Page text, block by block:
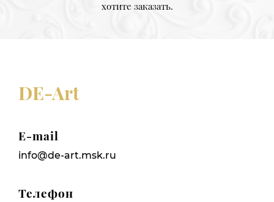
хотите заказать.
DE-Art
E-mail
info@de-art.msk.ru
Телефон